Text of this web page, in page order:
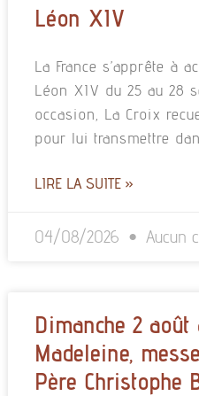
Léon XIV
La France s’apprête à
Léon XIV du 25 au 28
occasion, La Croix
pour lui transmettre
LIRE LA SUITE »
04/08/2026 Aucun
Dimanche 2
Madeleine,
Père Christophe